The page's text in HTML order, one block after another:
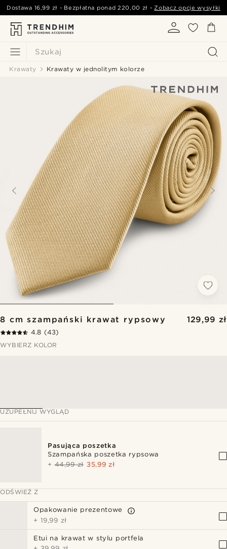
Szukaj
Dostawa 16,99 zł - Bezpłatna ponad220,00 zł -Zobacz opcje wysyłki
Krawaty Krawaty w jednolitym kolorze
8 cm szampański krawat rypsowy 129,99 zł
4.8 (43)
WYBIERZ KOLOR
UZUPEŁNIJ WYGLĄD
Pasująca poszetka
Szampańska poszetka rypsowa
+44,99 zł 35,99 zł
ODŚWIEŻ Z
Opakowanie prezentowe
+ 19,99 zł
Etui na krawat w stylu portfela